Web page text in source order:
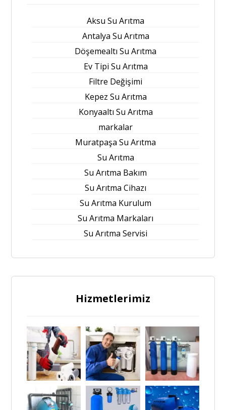
Aksu Su Arıtma
Antalya Su Arıtma
Döşemealtı Su Arıtma
Ev Tipi Su Arıtma
Filtre Değişimi
Kepez Su Arıtma
Konyaaltı Su Arıtma
markalar
Muratpaşa Su Arıtma
Su Arıtma
Su Arıtma Bakım
Su Arıtma Cihazı
Su Arıtma Kurulum
Su Arıtma Markaları
Su Arıtma Servisi
Hizmetlerimiz